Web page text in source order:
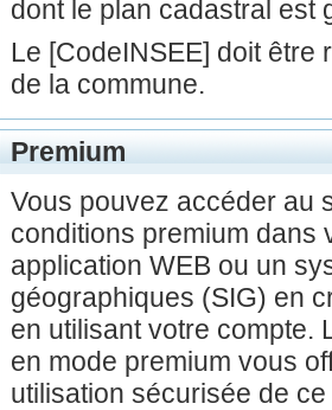
dont le plan cadastral est
Le [CodeINSEE] doit être
de la commune.
Premium
Vous pouvez accéder au
conditions premium dans
application WEB ou un
géographiques (SIG) en
en utilisant votre compte.
en mode premium vous
utilisation sécurisée de